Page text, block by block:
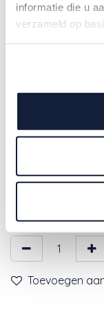
informatie die u
verzameld op
Meyco |
Jersey
Toevoegen